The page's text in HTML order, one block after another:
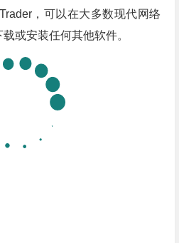
，可以在大多数现代网络
或安装任何其他软件。